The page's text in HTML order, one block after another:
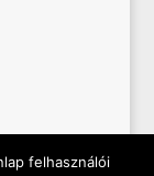
felhasználói